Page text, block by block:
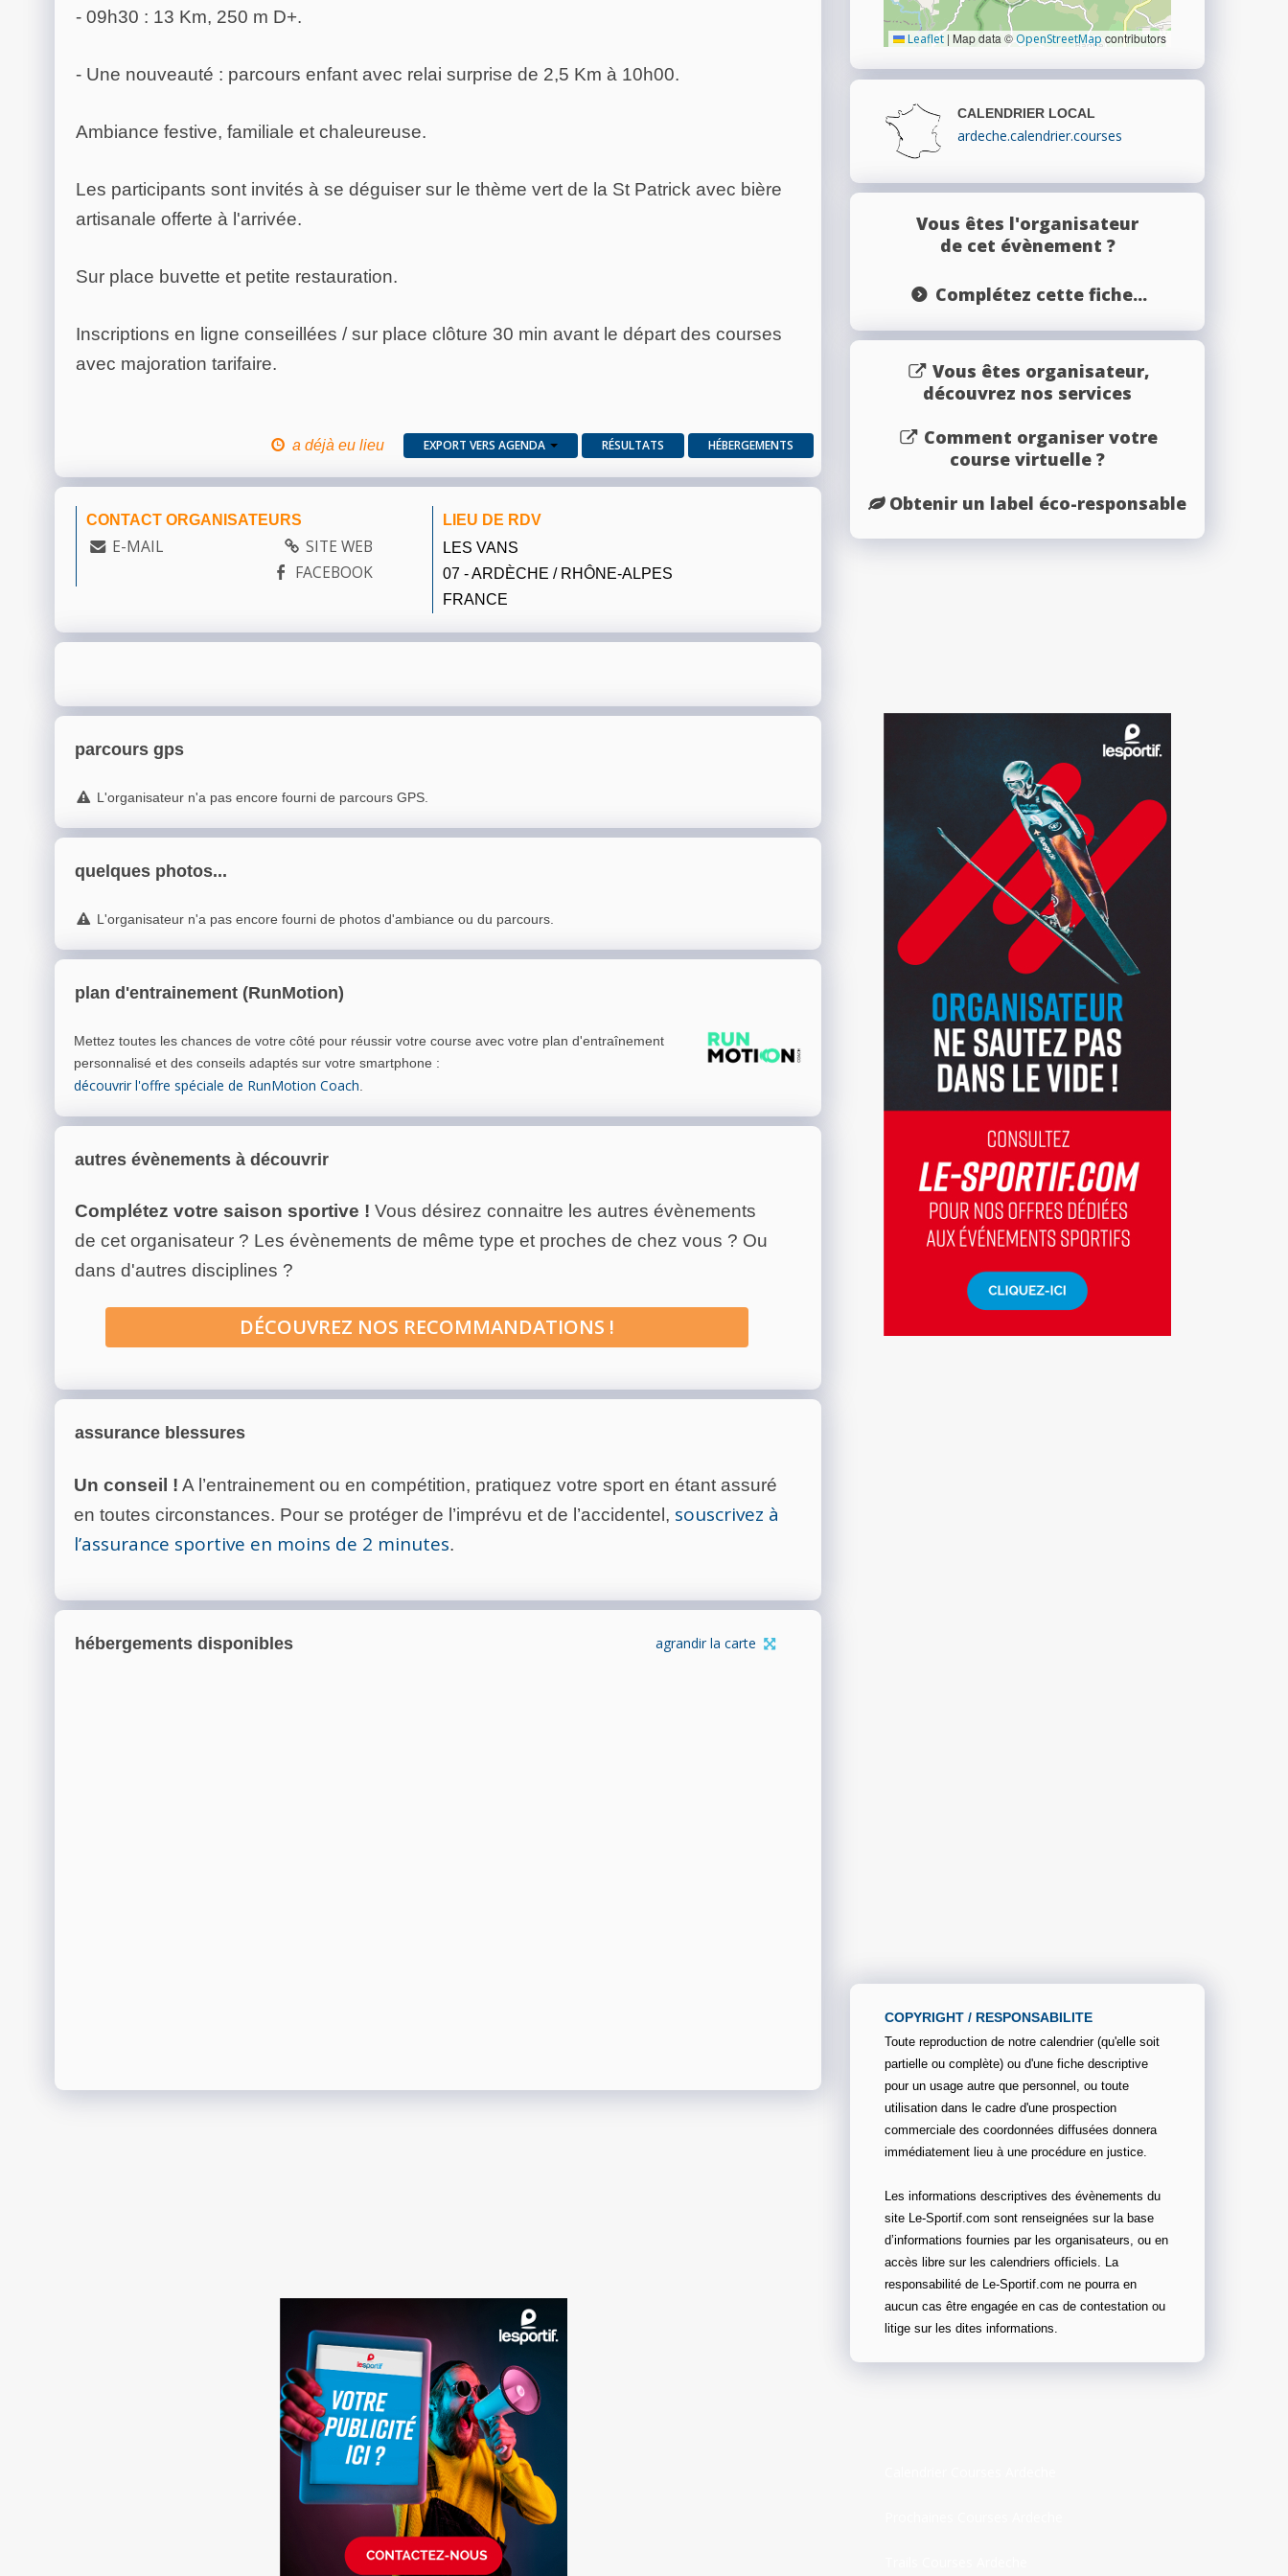
- 09h30 : 13 Km, 250 m D+.
- Une nouveauté : parcours enfant avec relai surprise de 2,5 Km à 10h00.
Ambiance festive, familiale et chaleureuse.
Les participants sont invités à se déguiser sur le thème vert de la St Patrick avec bière
artisanale offerte à l'arrivée.
Sur place buvette et petite restauration.
Inscriptions en ligne conseillées / sur place clôture 30 min avant le départ des courses
avec majoration tarifaire.
a déjà eu lieu EXPORT VERS AGENDA RÉSULTATS HÉBERGEMENTS
CONTACT ORGANISATEURS
E-MAIL
SITE WEB
FACEBOOK
LIEU DE RDV
LES VANS
07 - ARDÈCHE / RHÔNE-ALPES
FRANCE
parcours gps
L'organisateur n'a pas encore fourni de parcours GPS.
quelques photos...
L'organisateur n'a pas encore fourni de photos d'ambiance ou du parcours.
plan d'entrainement (RunMotion)
Mettez toutes les chances de votre côté pour réussir votre course avec votre plan d'entraînement
personnalisé et des conseils adaptés sur votre smartphone :
découvrir l'offre spéciale de RunMotion Coach.
autres évènements à découvrir
Complétez votre saison sportive ! Vous désirez connaitre les autres évènements
de cet organisateur ? Les évènements de même type et proches de chez vous ? Ou
dans d'autres disciplines ?
DÉCOUVREZ NOS RECOMMANDATIONS !
assurance blessures
Un conseil ! A l’entrainement ou en compétition, pratiquez votre sport en étant assuré
en toutes circonstances. Pour se protéger de l’imprévu et de l’accidentel, souscrivez à
l’assurance sportive en moins de 2 minutes.
hébergements disponibles agrandir la carte
Leaflet | Map data ©OpenStreetMap contributors
CALENDRIER LOCAL
ardeche.calendrier.courses
Vous êtes l'organisateur
de cet évènement ?
Complétez cette fiche...
Vous êtes organisateur,
découvrez nos services
Comment organiser votre
course virtuelle ?
Obtenir un label éco-responsable
COPYRIGHT / RESPONSABILITE
Toute reproduction de notre calendrier (qu'elle soit
partielle ou complète) ou d'une fiche descriptive
pour un usage autre que personnel, ou toute
utilisation dans le cadre d'une prospection
commerciale des coordonnées diffusées donnera
immédiatement lieu à une procédure en justice.
Les informations descriptives des évènements du
site Le-Sportif.com sont renseignées sur la base
d’informations fournies par les organisateurs, ou en
accès libre sur les calendriers officiels. La
responsabilité de Le-Sportif.com ne pourra en
aucun cas être engagée en cas de contestation ou
litige sur les dites informations.